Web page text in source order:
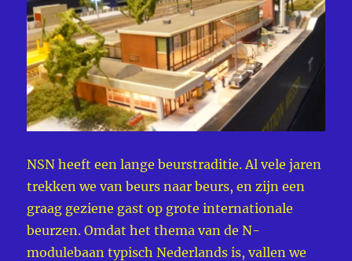
NSN heeft een lange beurstraditie. Al vele jaren
trekken we van beurs naar beurs, en zijn een
graag geziene gast op grote internationale
beurzen. Omdat het thema van de N-
modulebaan typisch Nederlands is, vallen we